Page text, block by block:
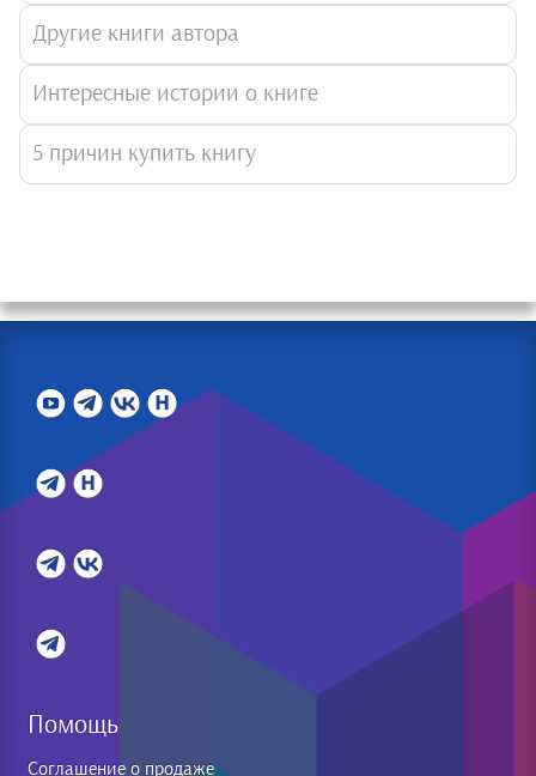
Другие книги автора
Интересные истории о книге
5 причин купить книгу
Помощь
Соглашение о продаже